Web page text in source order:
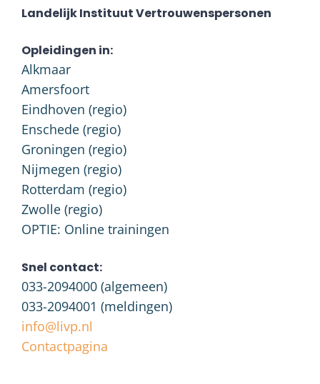
Landelijk Instituut Vertrouwenspersonen
Opleidingen in:
Alkmaar
Amersfoort
Eindhoven (regio)
Enschede (regio)
Groningen (regio)
Nijmegen (regio)
Rotterdam (regio)
Zwolle (regio)
OPTIE: Online trainingen
Snel contact:
033-2094000 (algemeen)
033-2094001 (meldingen)
info@livp.nl
Contactpagina